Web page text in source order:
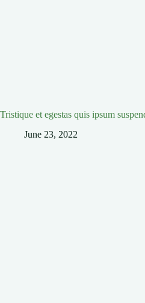
Tristique et egestas quis ipsum
June 23, 2022